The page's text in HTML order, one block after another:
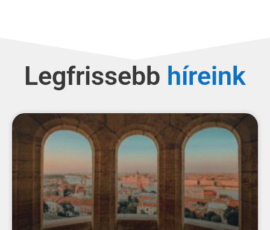
Legfrissebb